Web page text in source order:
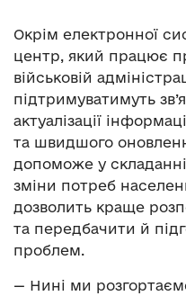
Окрім електронної
центр, який працює
військовій
підтримуватимуть
актуалізації
та швидшого
допоможе у
зміни потреб
дозволить краще
та передбачити й
проблем.
— Нині ми